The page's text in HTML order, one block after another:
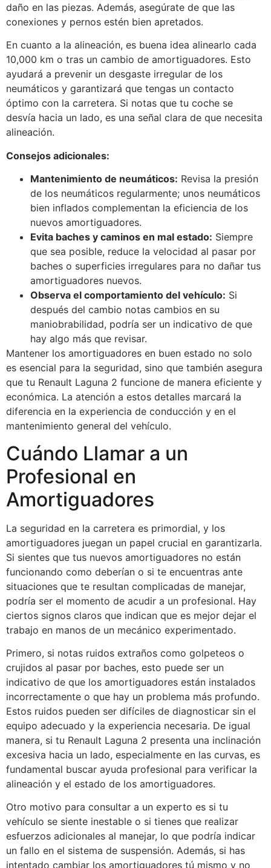
daño en las piezas. Además, asegúrate de que las
conexiones y pernos estén bien apretados.
En cuanto a la alineación, es buena idea alinearlo cada
10,000 km o tras un cambio de amortiguadores. Esto
ayudará a prevenir un desgaste irregular de los
neumáticos y garantizará que tengas un contacto
óptimo con la carretera. Si notas que tu coche se
desvía hacia un lado, es una señal clara de que necesita
alineación.
Consejos adicionales:
Mantenimiento de neumáticos: Revisa la presión
de los neumáticos regularmente; unos neumáticos
bien inflados complementan la eficiencia de los
nuevos amortiguadores.
Evita baches y caminos en mal estado: Siempre
que sea posible, reduce la velocidad al pasar por
baches o superficies irregulares para no dañar tus
amortiguadores nuevos.
Observa el comportamiento del vehículo: Si
después del cambio notas cambios en su
maniobrabilidad, podría ser un indicativo de que
hay algo más que revisar.
Mantener los amortiguadores en buen estado no solo
es esencial para la seguridad, sino que también asegura
que tu Renault Laguna 2 funcione de manera eficiente y
económica. La atención a estos detalles marcará la
diferencia en la experiencia de conducción y en el
mantenimiento general del vehículo.
Cuándo Llamar a un
Profesional en
Amortiguadores
La seguridad en la carretera es primordial, y los
amortiguadores juegan un papel crucial en garantizarla.
Si sientes que tus nuevos amortiguadores no están
funcionando como deberían o si te encuentras ante
situaciones que te resultan complicadas de manejar,
podría ser el momento de acudir a un profesional. Hay
ciertos signos claros que indican que es mejor dejar el
trabajo en manos de un mecánico experimentado.
Primero, si notas ruidos extraños como golpeteos o
crujidos al pasar por baches, esto puede ser un
indicativo de que los amortiguadores están instalados
incorrectamente o que hay un problema más profundo.
Estos ruidos pueden ser difíciles de diagnosticar sin el
equipo adecuado y la experiencia necesaria. De igual
manera, si tu Renault Laguna 2 presenta una inclinación
excesiva hacia un lado, especialmente en las curvas, es
fundamental buscar ayuda profesional para verificar la
alineación y el estado de los amortiguadores.
Otro motivo para consultar a un experto es si tu
vehículo se siente inestable o si tienes que realizar
esfuerzos adicionales al manejar, lo que podría indicar
un fallo en el sistema de suspensión. Además, si has
intentado cambiar los amortiguadores tú mismo y no